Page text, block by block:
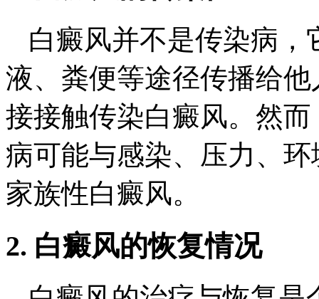
白癜风并不是传染病
液、粪便等途径传播给
接接触传染白癜风。然
病可能与感染、压力、
家族性白癜风。
2. 白癜风的恢复情况